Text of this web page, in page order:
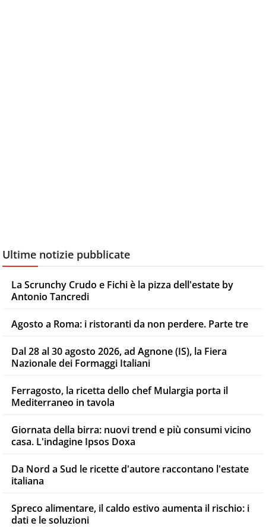
Ultime notizie pubblicate
La Scrunchy Crudo e Fichi è la pizza dell'estate by
Antonio Tancredi
Agosto a Roma: i ristoranti da non perdere. Parte tre
Dal 28 al 30 agosto 2026, ad Agnone (IS), la Fiera
Nazionale dei Formaggi Italiani
Ferragosto, la ricetta dello chef Mulargia porta il
Mediterraneo in tavola
Giornata della birra: nuovi trend e più consumi vicino
casa. L'indagine Ipsos Doxa
Da Nord a Sud le ricette d'autore raccontano l'estate
italiana
Spreco alimentare, il caldo estivo aumenta il rischio: i
dati e le soluzioni